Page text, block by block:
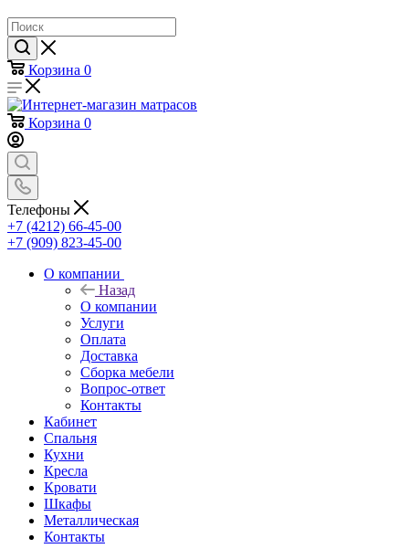
Корзина 0
Корзина 0
Телефоны
+7 (4212) 66-45-00
+7 (909) 823-45-00
О компании
Назад
О компании
Услуги
Оплата
Доставка
Сборка мебели
Вопрос-ответ
Контакты
Кабинет
Спальня
Кухни
Кресла
Кровати
Шкафы
Металлическая
Контакты